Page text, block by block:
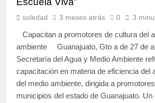
soledad 3 meses atrás 0 3
Capacitan a promotores de cultura del
ambiente Guanajuato, Gto a de 27 de
Secretaría del Agua y Medio Ambiente
capacitación en materia de eficiencia del
del medio ambiente, dirigida a
municipios del estado de Guanajuato.